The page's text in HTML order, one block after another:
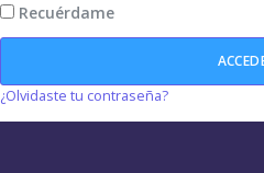
Recuérdame
¿Olvidaste tu contraseña?